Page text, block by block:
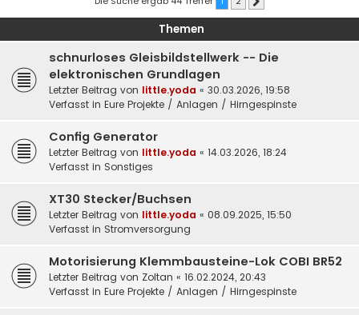
Themen
schnurloses Gleisbildstellwerk -- Die
elektronischen Grundlagen
Letzter Beitrag von little.yoda « 30.03.2026, 19:58
Verfasst in Eure Projekte / Anlagen / Hirngespinste
Config Generator
Letzter Beitrag von little.yoda « 14.03.2026, 18:24
Verfasst in Sonstiges
XT30 Stecker/Buchsen
Letzter Beitrag von little.yoda « 08.09.2025, 15:50
Verfasst in Stromversorgung
Motorisierung Klemmbausteine-Lok COBI BR52
Letzter Beitrag von Zoltan « 16.02.2024, 20:43
Verfasst in Eure Projekte / Anlagen / Hirngespinste